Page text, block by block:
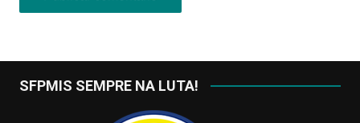
SFPMIS SEMPRE NA LUTA!